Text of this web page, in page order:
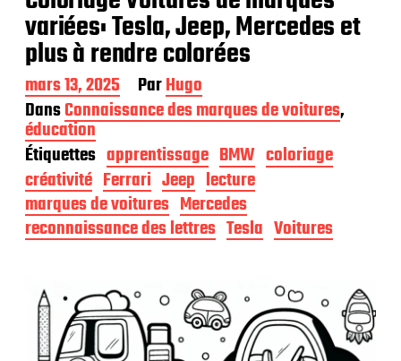
variées: Tesla, Jeep, Mercedes et
plus à rendre colorées
D
a
t
e
d
e
p
u
b
l
mars 13, 2025 ParHugo
DansConnaissance des marques de voitures,
éducation
Étiquettes apprentissage BMW coloriage
créativité Ferrari Jeep lecture
marques de voitures Mercedes
reconnaissance des lettres Tesla Voitures